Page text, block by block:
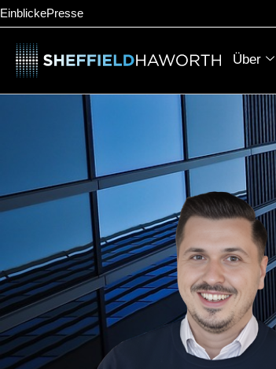
EinblickePresse
Über